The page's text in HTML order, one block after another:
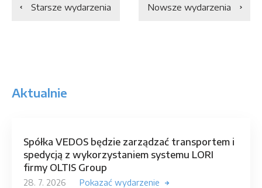
Starsze wydarzenia Nowsze wydarzenia
Aktualnie
Spółka VEDOS będzie zarządzać transportem i
spedycją z wykorzystaniem systemu LORI
firmy OLTIS Group
28. 7. 2026 Pokazać wydarzenie